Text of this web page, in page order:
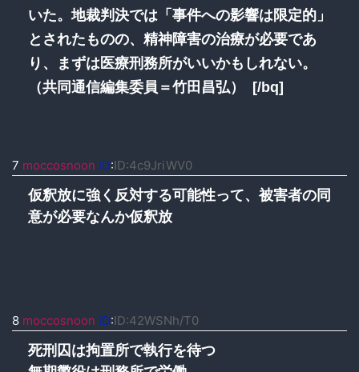
いた。地裁判決では「事件への影響は限定的」
とされたものの、精神障害の治療が必要であ
り、まずは医療刑務所がいいかもしれない。
（共同通信編集委員＝竹田昌弘） [/bq]
7 moccosnoon ID:ID:4c9JriWV0
仮釈放に強く反対する可能性って、被害者の同
意が必要なんか仮釈放
8 moccosnoon ID:ID:42WSNh/T0
死刑囚は拘置所で執行を待つ